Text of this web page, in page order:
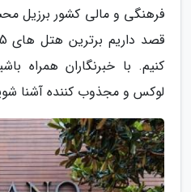
فرهنگی و مالی کشور برزیل
کنیم. با خبرنگاران همراه
لوکس و مجذوب کننده آشنا